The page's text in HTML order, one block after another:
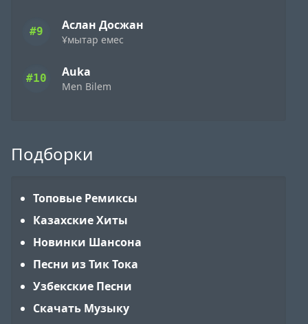
#9 Аслан Досжан
Ұмытар емес
#10 Auka
Men Bilem
Подборки
Топовые Ремиксы
Казахские Хиты
Новинки Шансона
Песни из Тик Тока
Узбекские Песни
Скачать Музыку